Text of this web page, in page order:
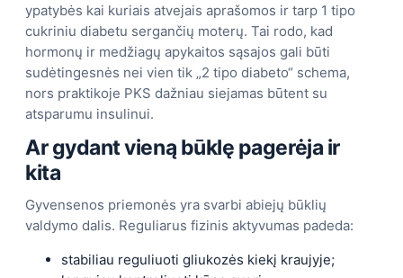
ypatybės kai kuriais atvejais aprašomos ir tarp 1 tipo
cukriniu diabetu sergančių moterų. Tai rodo, kad
hormonų ir medžiagų apykaitos sąsajos gali būti
sudėtingesnės nei vien tik „2 tipo diabeto“ schema,
nors praktikoje PKS dažniau siejamas būtent su
atsparumu insulinui.
Ar gydant vieną būklę pagerėja ir
kita
Gyvensenos priemonės yra svarbi abiejų būklių
valdymo dalis. Reguliarus fizinis aktyvumas padeda:
stabiliau reguliuoti gliukozės kiekį kraujyje;